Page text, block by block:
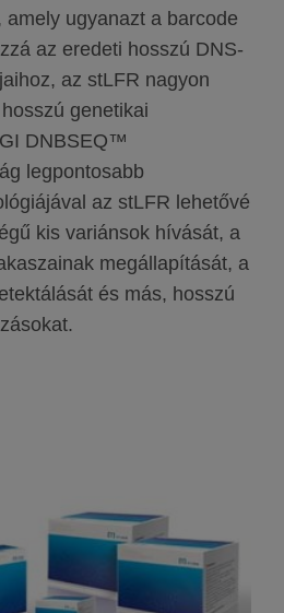
ugyanazt a barcode
az eredeti hosszú DNS-
az stLFR nagyon
genetikai
DNBSEQ™
legpontosabb
az stLFR lehetővé
kis variánsok hívását, a
megállapítását, a
és más, hosszú